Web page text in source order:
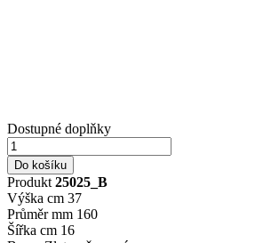
Dostupné doplňky
Produkt 25025_B
Výška cm 37
Průměr mm 160
Šířka cm 16